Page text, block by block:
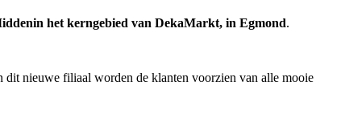
het kerngebied van DekaMarkt, in Egmond.
nieuwe filiaal worden de klanten voorzien van alle mooie